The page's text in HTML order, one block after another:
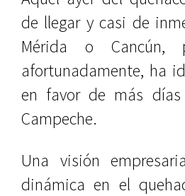
de llegar y casi de
Mérida o Cancún,
afortunadamente, ha
en favor de más
Campeche.
Una visión
dinámica en el